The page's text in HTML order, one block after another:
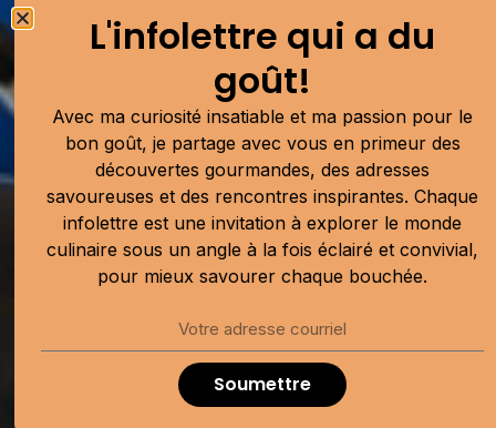
mieux savourer chaque bouchée.
Soumettre
Publicité
L'infolettre qui a du
goût!
Avec ma curiosité insatiable et ma passion pour le
bon goût, je partage avec vous en primeur des
découvertes gourmandes, des adresses
savoureuses et des rencontres inspirantes. Chaque
infolettre est une invitation à explorer le monde
culinaire sous un angle à la fois éclairé et convivial,
pour mieux savourer chaque bouchée.
Soumettre